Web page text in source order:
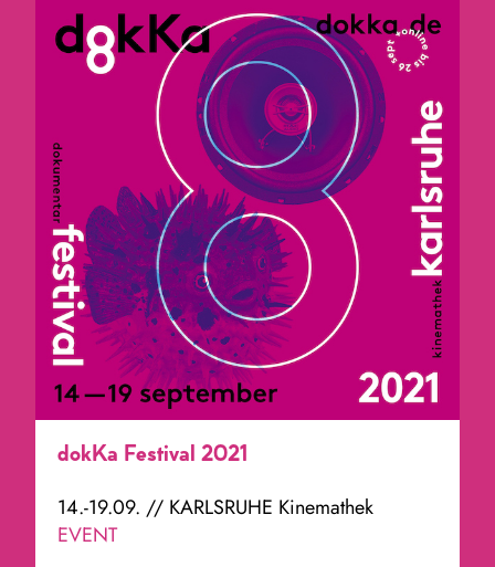
dokKa Festival 2021
14.-19.09. // KARLSRUHE Kinemathek
EVENT